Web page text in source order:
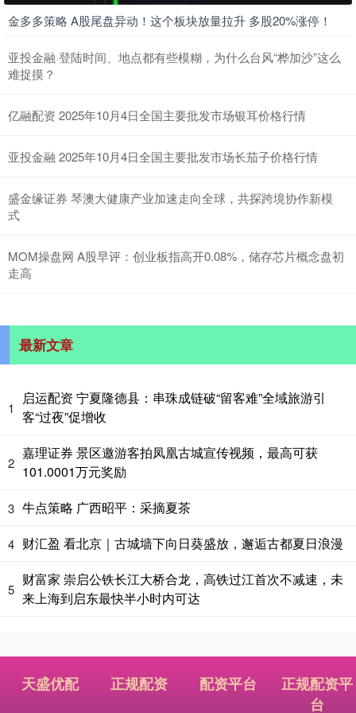
金多多策略 A股尾盘异动！这个板块放量拉升 多股20%涨停！
亚投金融 登陆时间、地点都有些模糊，为什么台风“桦加沙”这么
难捉摸？
亿融配资 2025年10月4日全国主要批发市场银耳价格行情
亚投金融 2025年10月4日全国主要批发市场长茄子价格行情
盛金缘证券 琴澳大健康产业加速走向全球，共探跨境协作新模
式
MOM操盘网 A股早评：创业板指高开0.08%，储存芯片概念盘初
走高
最新文章
1
启运配资 宁夏隆德县：串珠成链破“留客难”全域旅游引
客“过夜”促增收
2
嘉理证券 景区邀游客拍凤凰古城宣传视频，最高可获
101.0001万元奖励
3 牛点策略 广西昭平：采摘夏茶
4 财汇盈 看北京｜古城墙下向日葵盛放，邂逅古都夏日浪漫
5
财富家 崇启公铁长江大桥合龙，高铁过江首次不减速，未
来上海到启东最快半小时内可达
天盛优配 正规配资 配资平台
正规配资平
台